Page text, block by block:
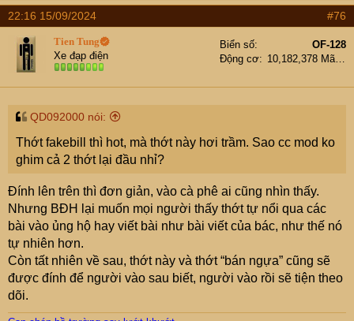
a
c
t
s
22:16 15/09/2024 #76
Tien Tung
Xe đạp điện
Biển số
OF-128
Động cơ
QD092000 nói:
Thớt fakebill thì hot, mà thớt này hơi trầm. Sao cc mod ko
ghim cả 2 thớt lại đầu nhỉ?
Đính lên trên thì đơn giản, vào cà phê ai cũng nhìn thấy.
Nhưng BĐH lại muốn mọi người thấy thớt tự nổi qua các
bài vào ủng hộ hay viết bài như bài viết của bác, như thế nó
tự nhiên hơn.
Còn tất nhiên về sau, thớt này và thớt “bán ngựa” cũng sẽ
được đính để người vào sau biết, người vào rồi sẽ tiện theo
dõi.